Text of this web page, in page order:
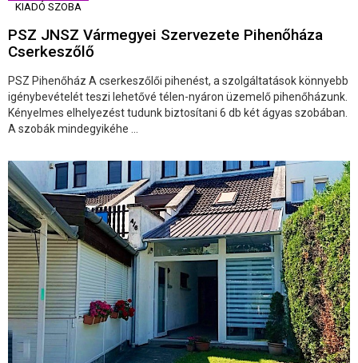
KIADÓ SZOBA
PSZ JNSZ Vármegyei Szervezete Pihenőháza
Cserkeszőlő
PSZ Pihenőház A cserkeszőlői pihenést, a szolgáltatások könnyebb
igénybevételét teszi lehetővé télen-nyáron üzemelő pihenőházunk.
Kényelmes elhelyezést tudunk biztosítani 6 db két ágyas szobában.
A szobák mindegyikéhe ...